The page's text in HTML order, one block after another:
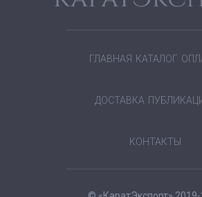
ГЛАВНАЯ КАТАЛОГ
ДОСТАВКА
КОНТАКТЫ